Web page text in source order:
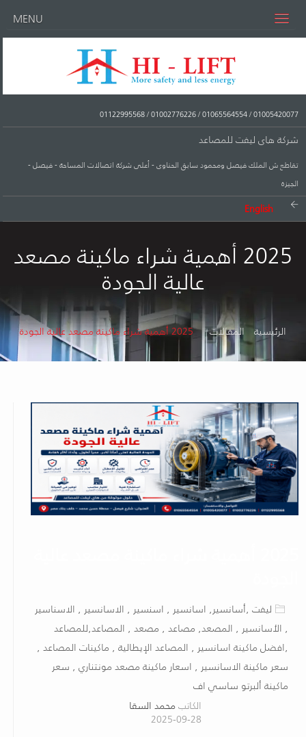
MENU
01005420077
/
01065564554
/
01002776226
/
01122995568
شركة هاى ليفت للمصاعد
تقاطع ش الملك فيصل ومحمود سابق الحناوى - أعلى شركة اتصالات المساحة - فيصل -
الجيزة
English
2025 أهمية شراء ماكينة مصعد
عالية الجودة
الرئيسية المقالات 2025 أهمية شراء ماكينة مصعد عالية الجودة
ليفت ,أسانسير, اسانسير , اسنسير , الاسانسير , الاسناسير
, الأسانسير , المصعد, مصاعد , مصعد , المصاعد,للمصاعد
,افضل ماكينة اسانسير , المصاعد الإيطالية , ماكينات المصاعد ,
سعر ماكينة الاسانسير , اسعار ماكينة مصعد مونتناري , سعر
ماكينة ألبرتو ساسي اف
الكاتبمحمد السقا
2025-09-28